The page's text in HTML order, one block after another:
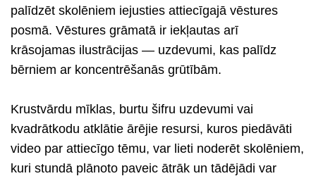
palīdzēt skolēniem iejusties attiecīgajā vēstures
posmā. Vēstures grāmatā ir iekļautas arī
krāsojamas ilustrācijas — uzdevumi, kas palīdz
bērniem ar koncentrēšanās grūtībām.
Krustvārdu mīklas, burtu šifru uzdevumi vai
kvadrātkodu atklātie ārējie resursi, kuros piedāvāti
video par attiecīgo tēmu, var lieti noderēt skolēniem,
kuri stundā plānoto paveic ātrāk un tādējādi var